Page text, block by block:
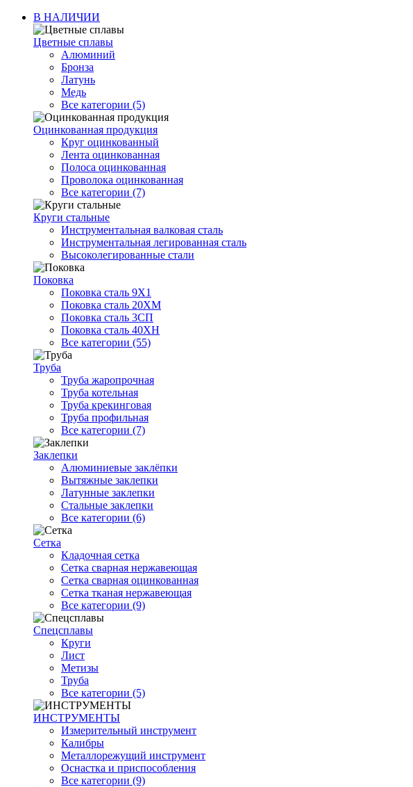
В НАЛИЧИИ
Цветные сплавы
Алюминий
Бронза
Латунь
Медь
Все категории (5)
Оцинкованная продукция
Круг оцинкованный
Лента оцинкованная
Полоса оцинкованная
Проволока оцинкованная
Все категории (7)
Круги стальные
Инструментальная валковая сталь
Инструментальная легированная сталь
Высоколегированные стали
Поковка
Поковка сталь 9Х1
Поковка сталь 20ХМ
Поковка сталь 3СП
Поковка сталь 40ХН
Все категории (55)
Труба
Труба жаропрочная
Труба котельная
Труба крекинговая
Труба профильная
Все категории (7)
Заклепки
Алюминиевые заклёпки
Вытяжные заклепки
Латунные заклепки
Стальные заклепки
Все категории (6)
Сетка
Кладочная сетка
Сетка сварная нержавеющая
Сетка сварная оцинкованная
Сетка тканая нержавеющая
Все категории (9)
Спецсплавы
Круги
Лист
Метизы
Труба
Все категории (5)
ИНСТРУМЕНТЫ
Измерительный инструмент
Калибры
Металлорежущий инструмент
Оснастка и приспособления
Все категории (9)